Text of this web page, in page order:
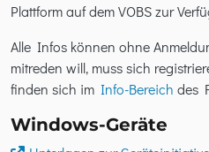
Plattform auf dem VOBS zur
Alle Infos können ohne
mitreden will, muss sich
finden sich im Info-Bereich des
Windows-Geräte